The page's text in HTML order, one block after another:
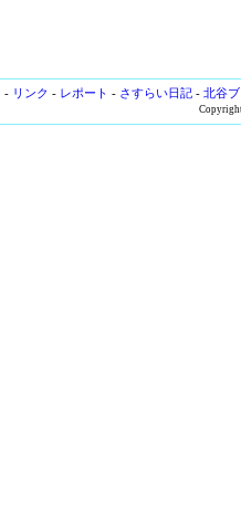
- リンク - レポート - さすらい日記- 北谷